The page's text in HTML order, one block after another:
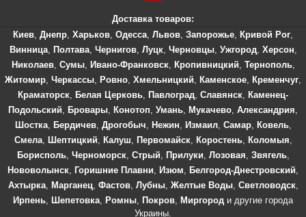
Доставка товаров:
Киев, Днепр, Харьков, Одесса, Львов, Запорожье, Кривой Рог,
Винница, Полтава, Чернигов, Луцк, Черновцы, Ужгород, Херсон,
Николаев, Сумы, Ивано-Франковск, Кропивницкий, Тернополь,
Житомир, Черкассы, Ровно, Хмельницкий, Каменское, Кременчуг,
Краматорск, Белая Церковь, Павлоград, Славянск, Каменец-
Подольский, Бровары, Конотоп, Умань, Мукачево, Александрия,
Шостка, Бердичев, Дрогобыч, Нежин, Измаил, Самар, Ковель,
Смела, Шептицкий, Калуш, Первомайск, Коростень, Коломыя,
Борисполь, Черноморск, Стрый, Прилуки, Лозовая, Звягель,
Нововолынск, Горишние Плавни, Изюм, Белгород-Днестровский,
Ахтырка, Марганец, Фастов, Лубны, Желтые Воды, Светловодск,
Ирпень, Шепетовка, Ромны, Покров, Миргород и другие города
Украины.